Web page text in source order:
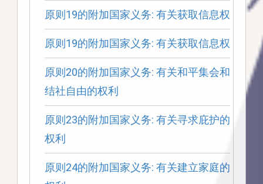
原则19的附加国家义务: 有关获取信息权
原则19的附加国家义务: 有关获取信息权
原则20的附加国家义务: 有关和平集会和
结社自由的权利
原则23的附加国家义务: 有关寻求庇护的
权利
原则24的附加国家义务: 有关建立家庭的